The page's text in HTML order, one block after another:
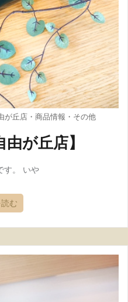
が丘店・ 商品情報 ・ その他
が丘店】
す。 いや
む